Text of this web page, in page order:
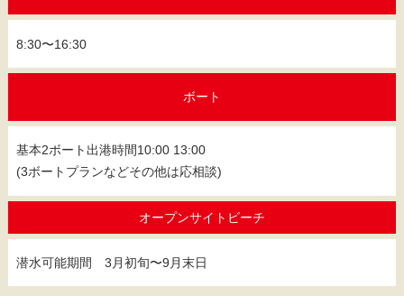
8:30〜16:30
ボート
基本2ボート出港時間10:00 13:00
(3ボートプランなどその他は応相談)
オープンサイトビーチ
潜水可能期間 3月初旬〜9月末日